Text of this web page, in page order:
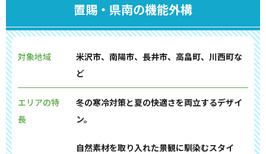
置賜・県南の機能外構
対象地域
米沢市、南陽市、長井市、高畠町、川西町な
ど
エリアの特
長
冬の寒冷対策と夏の快適さを両立するデザイ
ン。
自然素材を取り入れた景観に馴染むスタイ